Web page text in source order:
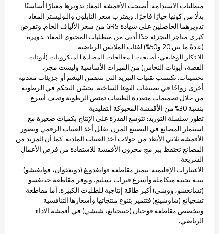
متطلبات الاستدامة: أصبحت الأقمشة المعاد تدويرها معيارًا أساسيًا
بدلًا من كونها خيارًا فاخرًا. ويقترب سعر النايلون والبوليستر المعاد
تدويرهما الحاصلين على شهادة GRS من سعر الألياف الخام. وتفرض
كبرى متاجر التجزئة حدًا أدنى من متطلبات المحتوى المعاد تدويره
(عادةً ما بين 20 و50%) لفئات الملابس الرياضية.
الابتكار الوظيفي: أصبحت المعالجات المضادة للميكروبات (أيونات
الفضة، أيونات النحاس) من الميزات الأساسية وليست مجرد
تحسينات. تكتسب تقنيات التبريد التي تتضمن اليشم أو جزيئات معدنية
أخرى رواجًا في تطبيقات اليوغا الساخنة. تحسّن التحكم في الرطوبة
من خلال تصميمات متعددة الطبقات تمتص الرطوبة وتجف أسرع
بنسبة 30% من الأقمشة المحبوكة التقليدية.
تطور سلسلة التوريد: تتوسع القدرة على الإنتاج بكميات صغيرة مع
استثمار المصانع في التصنيع المرن. يقلل أخذ العينات الرقمي وتصور
الأقمشة ثلاثي الأبعاد من جولات أخذ العينات المادية. كما أن المزيد من
المصانع تحتفظ ببرامج مخزون الأقمشة للاستفادة من فرص الأعمال
السريعة.
الاعتبارات الإقليمية: تتميز مقاطعة قوانغدونغ (دونغقوان، قوانغتشو)
ببنية تحتية متكاملة وأسرع فترات تسليم. وتوفر مقاطعة جيانغسو
(تشانغشو، ووشي) أكبر طاقة إنتاجية للطلبات الكبيرة. أما مقاطعة
تشجيانغ (شاوشينغ) فتتميز بتنوع منتجاتها وأسعارها التنافسية.
وتتخصص مقاطعة فوجيان (جينجيانغ، شيشي) في أقمشة الأداء
الرياضي.